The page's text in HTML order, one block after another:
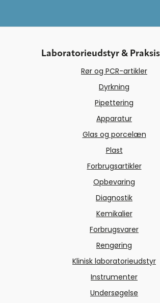
Laboratorieudstyr &
Rør og PCR-artikler
Dyrkning
Pipettering
Apparatur
Glas og porcelæn
Plast
Forbrugsartikler
Opbevaring
Diagnostik
Kemikalier
Forbrugsvarer
Rengøring
Klinisk laboratorieudstyr
Instrumenter
Undersøgelse